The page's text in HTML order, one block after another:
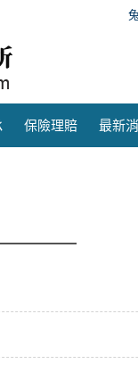
保險理賠 最新